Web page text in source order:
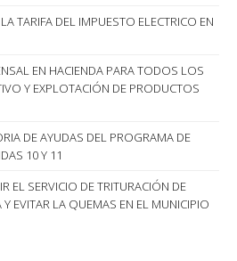
TARIFA DEL IMPUESTO ELECTRICO EN
EN HACIENDA PARA TODOS LOS
Y EXPLOTACIÓN DE PRODUCTOS
DE AYUDAS DEL PROGRAMA DE
10 Y 11
EL SERVICIO DE TRITURACIÓN DE
EVITAR LA QUEMAS EN EL MUNICIPIO